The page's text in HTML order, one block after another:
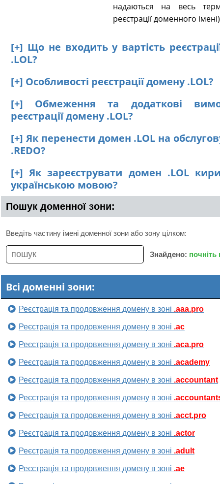
надаються на весь
реєстрації доменного
[+] Що не входить у вартість
.LOL?
[+] Особливості реєстрації домену .LOL?
[+] Обмеження та додаткові
реєстрації домену .LOL?
[+] Як перенести домен .LOL на
.REDO?
[+] Як зареєструвати домен .LOL
українською мовою?
Пошук доменної зони:
Введіть частину імені доменної зони або зону цілком:
Знайдено:
Всі доменні зони:
Реєстрація та продовження домену в зоні .aaa.pro
Реєстрація та продовження домену в зоні .ac
Реєстрація та продовження домену в зоні .aca.pro
Реєстрація та продовження домену в зоні .academy
Реєстрація та продовження домену в зоні .accountant
Реєстрація та продовження домену в зоні
Реєстрація та продовження домену в зоні .acct.pro
Реєстрація та продовження домену в зоні .actor
Реєстрація та продовження домену в зоні .adult
Реєстрація та продовження домену в зоні .ae